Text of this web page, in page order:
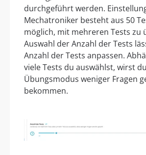
durchgeführt werden.
Mechatroniker besteht aus 50
möglich, mit mehreren Tests zu
Auswahl der Anzahl der Tests
Anzahl der Tests anpassen.
viele Tests du auswählst, wirst
Übungsmodus weniger Fragen
bekommen.